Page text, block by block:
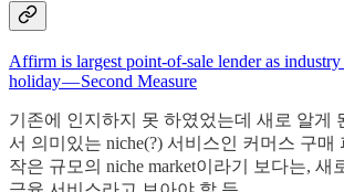
Affirm is largest point-of-sale lender as industry
holiday — Second Measure
기존에 인지하지 못 하였었는데 새로 알게
서 의미있는 niche(?) 서비스인 커머스 구매
작은 규모의 niche market이라기 보다는, 새